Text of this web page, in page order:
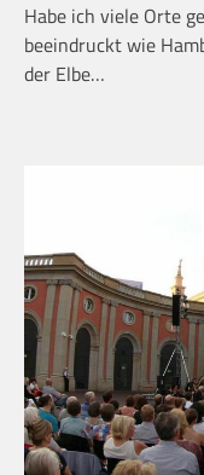
Habe ich viele Orte
beeindruckt wie
der Elbe…